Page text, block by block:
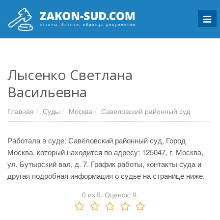
Лысенко Светлана
Васильевна
Главная Суды Москва Савеловский районный суд
Работала в суде: Савёловский районный суд, Город
Москва, который находится по адресу: 125047, г. Москва,
ул. Бутырский вал, д. 7. График работы, контакты суда и
другая подробная информация о судье на странице ниже.
0 из 5. Оценок: 0.